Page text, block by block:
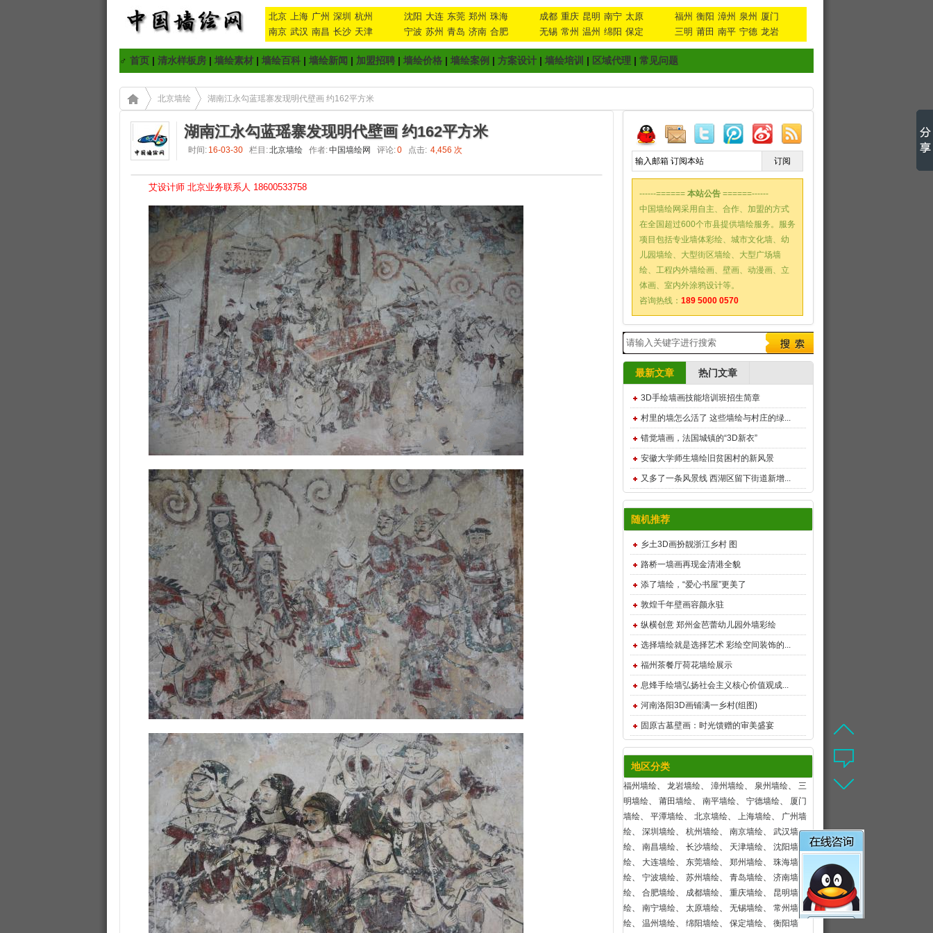
北京 上海 广州 深圳 杭州
南京 武汉 南昌 长沙 天津
沈阳 大连 东莞 郑州 珠海
宁波 苏州 青岛 济南 合肥
成都 重庆 昆明 南宁 太原
无锡 常州 温州 绵阳 保定
福州 衡阳 漳州 泉州 厦门
三明 莆田 南平 宁德 龙岩
♂ 首页 | 清水样板房 | 墙绘素材 | 墙绘百科 | 墙绘新闻 | 加盟招聘 | 墙绘价格 | 墙绘案例 | 方案设计 | 墙绘培训 | 区域代理 | 常见问题
北京墙绘 湖南江永勾蓝瑶寨发现明代壁画 约162平方米
湖南江永勾蓝瑶寨发现明代壁画 约162平方米
时间: 16-03-30 栏目:北京墙绘 作者:中国墙绘网 评论:0 点击: 4,456 次
艾设计师 北京业务联系人 18600533758
------====== 本站公告 ======------
中国墙绘网采用自主、合作、加盟的方式
在全国超过600个市县提供墙绘服务。服务
项目包括专业墙体彩绘、城市文化墙、幼
儿园墙绘、大型街区墙绘、大型广场墙
绘、工程内外墙绘画、壁画、动漫画、立
体画、室内外涂鸦设计等。
咨询热线： 189 5000 0570
最新文章 热门文章
3D手绘墙画技能培训班招生简章
村里的墙怎么活了 这些墙绘与村庄的绿...
错觉墙画，法国城镇的“3D新衣”
安徽大学师生墙绘旧贫困村的新风景
又多了一条风景线 西湖区留下街道新增...
随机推荐
乡土3D画扮靓浙江乡村 图
路桥一墙画再现金清港全貌
添了墙绘，“爱心书屋”更美了
敦煌千年壁画容颜永驻
纵横创意 郑州金芭蕾幼儿园外墙彩绘
选择墙绘就是选择艺术 彩绘空间装饰的...
福州茶餐厅荷花墙绘展示
息烽手绘墙弘扬社会主义核心价值观成...
河南洛阳3D画铺满一乡村(组图)
固原古墓壁画：时光馈赠的审美盛宴
地区分类
福州墙绘、 龙岩墙绘、 漳州墙绘、 泉州墙绘、 三
明墙绘、 莆田墙绘、 南平墙绘、 宁德墙绘、 厦门
墙绘、 平潭墙绘、 北京墙绘、 上海墙绘、 广州墙
绘、 深圳墙绘、 杭州墙绘、 南京墙绘、 武汉墙
绘、 南昌墙绘、 长沙墙绘、 天津墙绘、 沈阳墙
绘、 大连墙绘、 东莞墙绘、 郑州墙绘、 珠海墙
绘、 宁波墙绘、 苏州墙绘、 青岛墙绘、 济南墙
绘、 合肥墙绘、 成都墙绘、 重庆墙绘、 昆明墙
绘、 南宁墙绘、 太原墙绘、 无锡墙绘、 常州墙
绘、 温州墙绘、 绵阳墙绘、 保定墙绘、 衡阳墙